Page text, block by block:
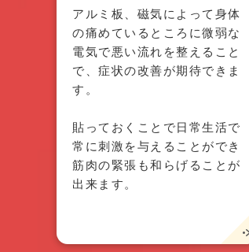
アルミ板、磁気によって身体
の痛めているところに微弱な
電気で悪い流れを整えること
で、症状の改善が期待できま
す。
貼っておくことで日常生活で
常に刺激を与えることができ
筋肉の緊張も和らげることが
出来ます。